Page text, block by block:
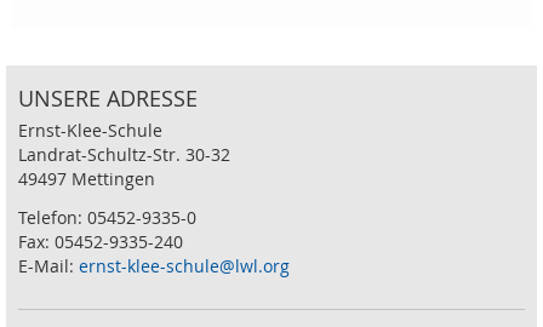
UNSERE ADRESSE
Ernst-Klee-Schule
Landrat-Schultz-Str. 30-32
49497 Mettingen
Telefon: 05452-9335-0
Fax: 05452-9335-240
E-Mail: ernst-klee-schule@lwl.org